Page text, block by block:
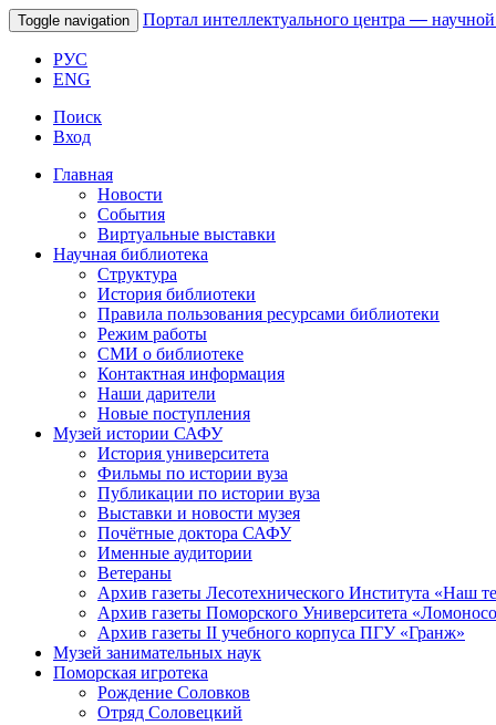
Toggle navigation Портал интеллектуального центра —
РУС
ENG
Поиск
Вход
Главная
Новости
События
Виртуальные выставки
Научная библиотека
Структура
История библиотеки
Правила пользования ресурсами библиотеки
Режим работы
СМИ о библиотеке
Контактная информация
Наши дарители
Новые поступления
Музей истории САФУ
История университета
Фильмы по истории вуза
Публикации по истории вуза
Выставки и новости музея
Почётные доктора САФУ
Именные аудитории
Ветераны
Архив газеты Лесотехнического Института «Наш
Архив газеты Поморского Университета
Архив газеты II учебного корпуса ПГУ «Гранж»
Музей занимательных наук
Поморская игротека
Рождение Соловков
Отряд Соловецкий